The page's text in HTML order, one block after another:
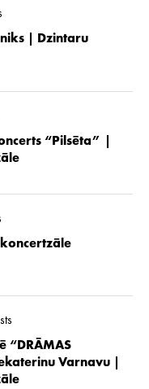
| Dzintaru
“Pilsēta” |
“DRĀMAS
Varnavu |